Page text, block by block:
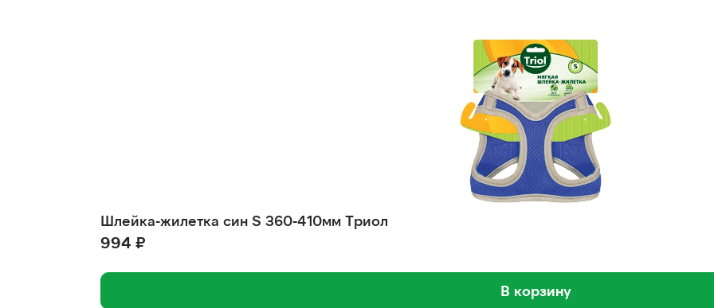
Шлейка-жилетка син S 360-410мм Триол
994 ₽
В корзину